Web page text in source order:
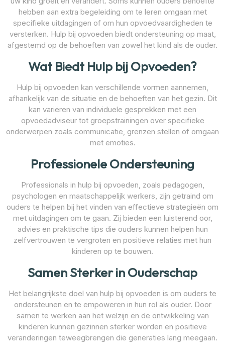
hebben aan extra begeleiding om te leren omgaan met
specifieke uitdagingen of om hun opvoedvaardigheden te
versterken. Hulp bij opvoeden biedt ondersteuning op maat,
afgestemd op de behoeften van zowel het kind als de ouder.
Wat Biedt Hulp bij Opvoeden?
Hulp bij opvoeden kan verschillende vormen aannemen,
afhankelijk van de situatie en de behoeften van het gezin. Dit
kan variëren van individuele gesprekken met een
opvoedadviseur tot groepstrainingen over specifieke
onderwerpen zoals communicatie, grenzen stellen of omgaan
met emoties.
Professionele Ondersteuning
Professionals in hulp bij opvoeden, zoals pedagogen,
psychologen en maatschappelijk werkers, zijn getraind om
ouders te helpen bij het vinden van effectieve strategieën om
met uitdagingen om te gaan. Zij bieden een luisterend oor,
advies en praktische tips die ouders kunnen helpen hun
zelfvertrouwen te vergroten en positieve relaties met hun
kinderen op te bouwen.
Samen Sterker in Ouderschap
Het belangrijkste doel van hulp bij opvoeden is om ouders te
ondersteunen en te empoweren in hun rol als ouder. Door
samen te werken aan het welzijn en de ontwikkeling van
kinderen kunnen gezinnen sterker worden en positieve
veranderingen teweegbrengen die generaties lang meegaan.